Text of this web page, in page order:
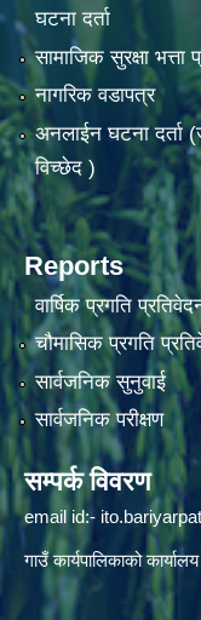
घटना दर्ता
सामाजिक सुरक्षा भत्ता
नागरिक वडापत्र
अनलाईन घटना दर्ता
विच्छेद )
Reports
वार्षिक प्रगति
चौमासिक प्रगति
सार्वजनिक सुनुवाई
सार्वजनिक परीक्षण
सम्पर्क विवरण
email id:-
गाउँ कार्यपालिकाको